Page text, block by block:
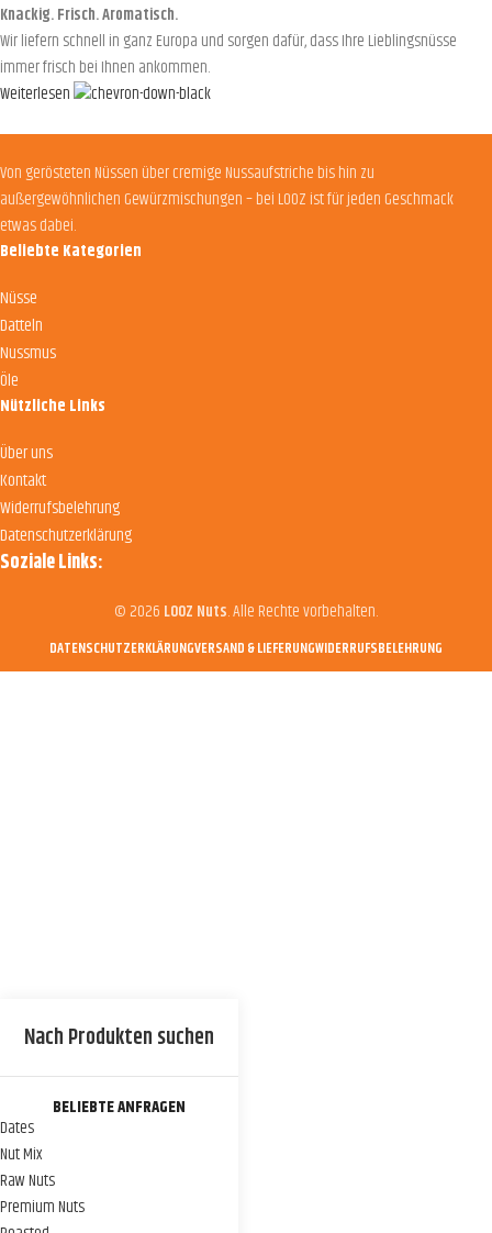
Knackig. Frisch. Aromatisch.
Wir liefern schnell in ganz Europa und sorgen dafür, dass Ihre Lieblingsnüsse
immer frisch bei Ihnen ankommen.
Weiterlesen
Von gerösteten Nüssen über cremige Nussaufstriche bis hin zu
außergewöhnlichen Gewürzmischungen – bei LOOZ ist für jeden Geschmack
etwas dabei.
Beliebte Kategorien
Nüsse
Datteln
Nussmus
Öle
Nützliche Links
Über uns
Kontakt
Widerrufsbelehrung
Datenschutzerklärung
Soziale Links:
© 2026 LOOZ Nuts. Alle Rechte vorbehalten.
DATENSCHUTZERKLÄRUNGVERSAND & LIEFERUNGWIDERRUFSBELEHRUNG
BELIEBTE ANFRAGEN
Dates
Nut Mix
Raw Nuts
Premium Nuts